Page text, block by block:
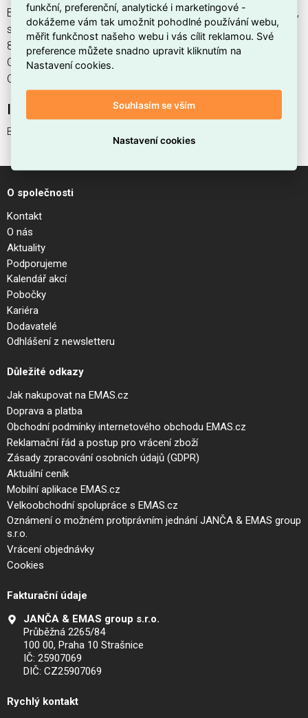
BINOMIO PL4 OTTONE najdete v kategoriích Svítidla, Svítidla,
světelné zdroje a LED osvětlení, výrobce Ideal Lux, EAN
8021696328461, kód dodavatele 328461. BINOMIO PL4
OTTONE nabízíme od 1 ks. Kód EMAS BINOMIO PL4
OTTONE je ELSVOS1786100.
Interní název produktu
BINOMIO PL4 OTTONE
O společnosti
Kontakt
O nás
Aktuality
Podporujeme
Kalendář akcí
Pobočky
Kariéra
Dodavatelé
Odhlášení z newsletteru
Důležité odkazy
Jak nakupovat na EMAS.cz
Doprava a platba
Obchodní podmínky internetového obchodu EMAS.cz
Reklamační řád a postup pro vrácení zboží
Zásady zpracování osobních údajů (GDPR)
Aktuální ceník
Mobilní aplikace EMAS.cz
Velkoobchodní spolupráce s EMAS.cz
Oznámení o možném protiprávním jednání JANČA & EMAS group
s.r.o.
Vrácení objednávky
Cookies
Fakturační údaje
JANČA & EMAS group s.r.o.
Průběžná 2265/84
100 00, Praha 10 Strašnice
IČ: 25907069
DIČ: CZ25907069
Rychlý kontakt
funkční, preferenční, analytické i marketingové -
dokážeme vám tak umožnit pohodlné používání webu,
měřit funkčnost našeho webu i vás cílit reklamou. Své
preference můžete snadno upravit kliknutím na
Nastavení cookies.
Souhlasím se vším
Nastavení cookies